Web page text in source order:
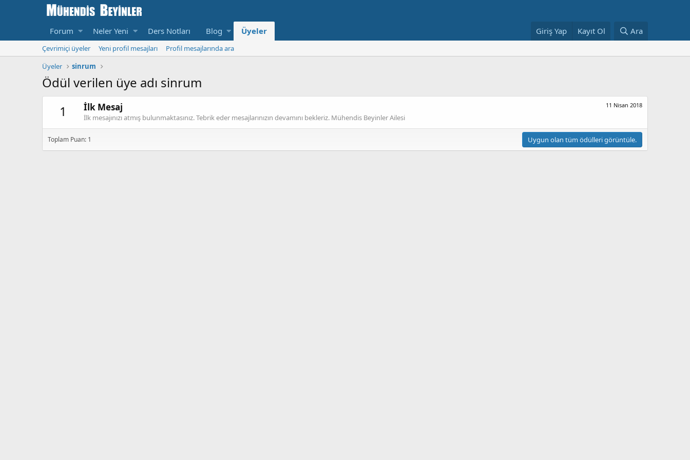
Forum Neler Yeni Ders Notları Blog Üyeler Giriş Yap Kayıt Ol Ara
Çevrimiçi üyeler Yeni profil mesajları
Profil mesajlarında ara
Üyeler
sinrum
Ödül verilen üye adı sinrum
1
11 Nisan 2018
İlk Mesaj
İlk mesajınızı atmış bulunmaktasınız. Tebrik eder mesajlarınızın devamını bekleriz. Mühendis Beyinler Ailesi
Toplam Puan: 1 Uygun olan tüm ödülleri görüntüle.